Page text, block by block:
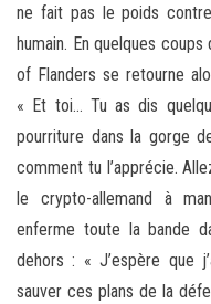
ne fait pas le poids
humain. En quelques
of Flanders se retourne
« Et toi… Tu as dis
pourriture dans la gorge
comment tu l’apprécie.
le crypto-allemand à
enferme toute la bande
dehors : « J’espère que
sauver ces plans de la